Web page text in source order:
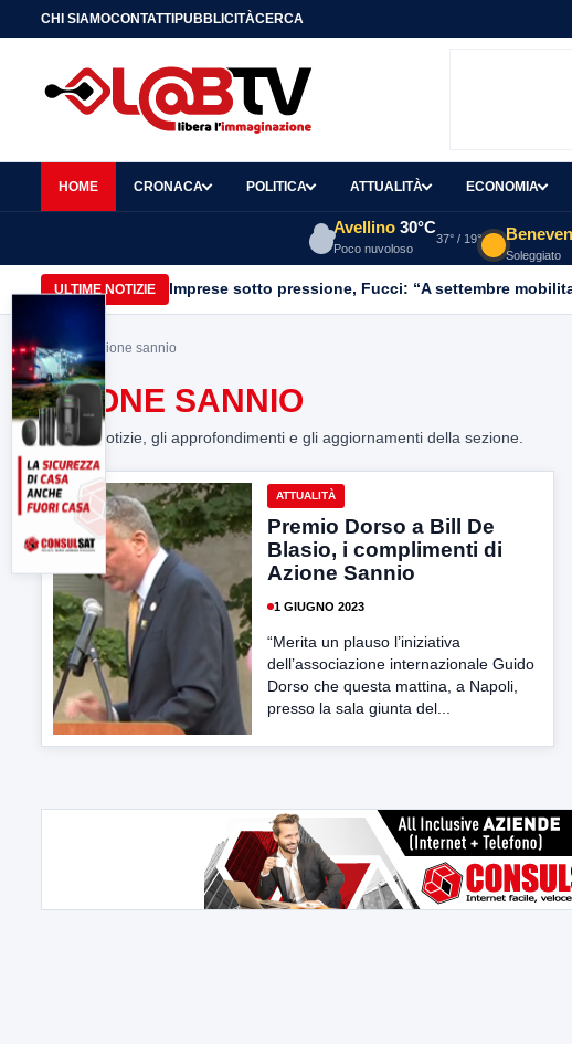
CHI SIAMOCONTATTIPUBBLICITÀCERCA
HOME CRONACA POLITICA ATTUALITÀ ECONOMIA
Avellino 30°C
Poco nuvoloso
37° / 19°
Soleggiato
ULTIME NOTIZIE Imprese sotto pressione, Fucci: “A settembre
Home> azione sannio
AZIONE SANNIO
Tutte le notizie, gli approfondimenti e gli aggiornamenti della sezione.
ATTUALITÀ
Premio Dorso a Bill De
Blasio, i complimenti di
Azione Sannio
1 GIUGNO 2023
“Merita un plauso l’iniziativa
dell’associazione internazionale Guido
Dorso che questa mattina, a Napoli,
presso la sala giunta del...